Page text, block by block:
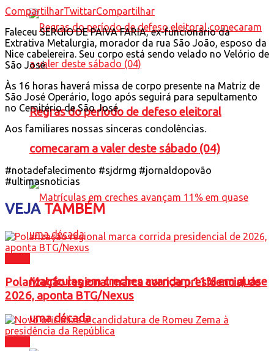
Regras do período de defeso eleitoral
comecaram a valer deste sábado (04)
Matrículas em creches avançam 11% em quase
uma década
CompartilharTwittarCompartilhar
Faleceu SERGIO DE PAIVA FARIA, ex-funcionário da
Extrativa Metalurgia, morador da rua São João, esposo da
Nice cabelereira. Seu corpo está sendo velado no Velório de
São José.
Às 16 horas haverá missa de corpo presente na Matriz de
São José Operário, logo após seguirá para sepultamento
no Cemitério de São José.
Aos familiares nossas sinceras condolências.
#notadefalecimento #sjdrmg #jornaldopovão
#ultimasnoticias
VEJATAMBÉM
Polarização regional marca corrida presidencial de
2026, aponta BTG/Nexus